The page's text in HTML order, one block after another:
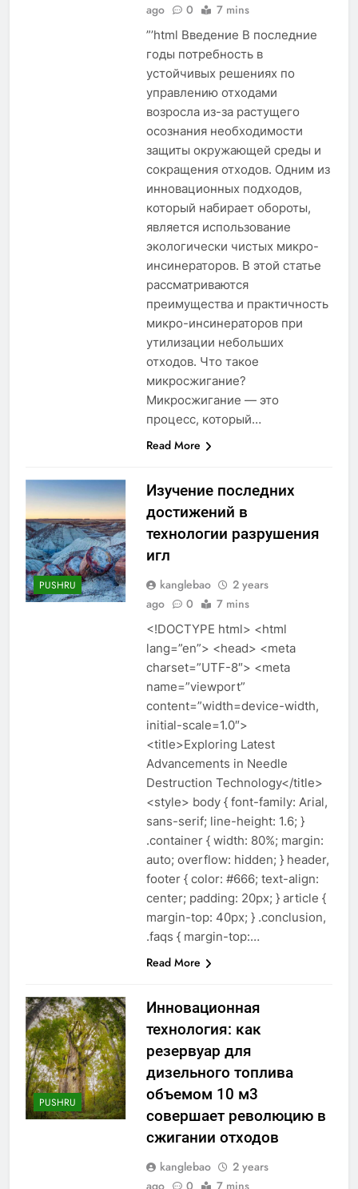
ago
0 7 mins
”’html Введение В последние
годы потребность в
устойчивых решениях по
управлению отходами
возросла из-за растущего
осознания необходимости
защиты окружающей среды и
сокращения отходов. Одним из
инновационных подходов,
который набирает обороты,
является использование
экологически чистых микро-
инсинераторов. В этой статье
рассматриваются
преимущества и практичность
микро-инсинераторов при
утилизации небольших
отходов. Что такое
микросжигание?
Микросжигание — это
процесс, который…
Read More
PUSHRU
Изучение последних
достижений в
технологии разрушения
игл
kanglebao
2 years
ago
0 7 mins
<!DOCTYPE html> <html
lang=”en”> <head> <meta
charset=”UTF-8″> <meta
name=”viewport”
content=”width=device-width,
initial-scale=1.0″>
<title>Exploring Latest
Advancements in Needle
Destruction Technology</title>
<style> body { font-family: Arial,
sans-serif; line-height: 1.6; }
.container { width: 80%; margin:
auto; overflow: hidden; } header,
footer { color: #666; text-align:
center; padding: 20px; } article {
margin-top: 40px; } .conclusion,
.faqs { margin-top:…
Read More
PUSHRU
Инновационная
технология: как
резервуар для
дизельного топлива
объемом 10 м3
совершает революцию в
сжигании отходов
kanglebao
2 years
ago
0 7 mins